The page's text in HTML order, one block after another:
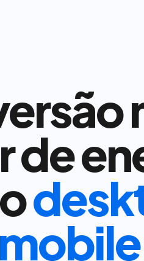
de
mobile